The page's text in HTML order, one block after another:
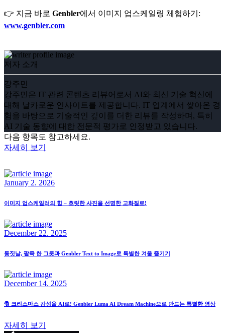
👉 지금 바로 Genbler에서 이미지 업스케일링 체험하기:
www.genbler.com
저자 소개
강주민
강주민은 IT 관련 콘텐츠 리뷰어로서 AI와 최신 기술 혁신에
대해 날카로운 인사이트를 제공합니다. IT 업계에서 쌓아온 경
험을 바탕으로 기술적인 깊이를 더한 리뷰를 작성하며, 특히
AI 기술 동향에 대한 전문적 평가로 인정받고 있습니다.
다음 항목도 참고하세요.
자세히 보기
January 2. 2026
이미지 업스케일러의 힘 – 흐릿한 사진을 선명한 고화질로!
December 22. 2025
동짓날, 팥죽 한 그릇과 Genbler Text to Image로 특별한 겨울 즐기기
December 14. 2025
🎅 크리스마스 감성을 AI로! Genbler Luma AI Dream Machine으로 만드는 특별한 영상
자세히 보기